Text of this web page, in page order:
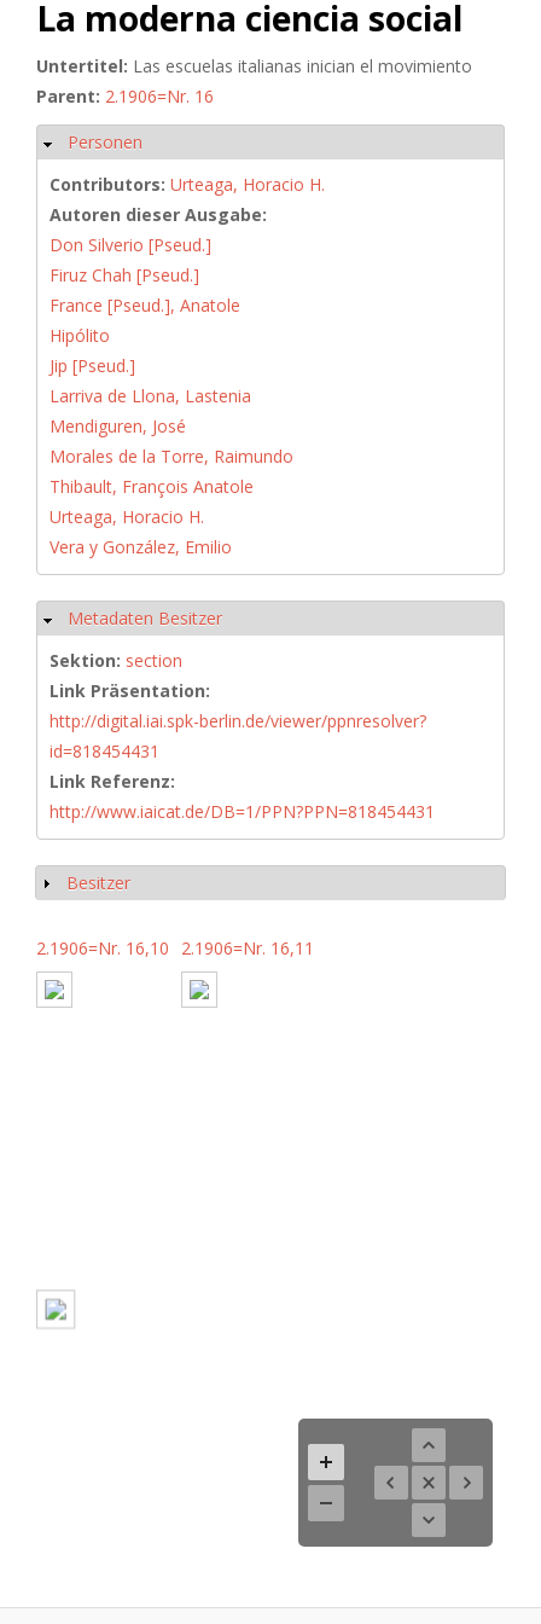
La moderna ciencia social
Untertitel: Las escuelas italianas inician el movimiento
Parent: 2.1906=Nr. 16
Hide
Personen
Contributors: Urteaga, Horacio H.
Autoren dieser Ausgabe:
Don Silverio [Pseud.]
Firuz Chah [Pseud.]
France [Pseud.], Anatole
Hipólito
Jip [Pseud.]
Larriva de Llona, Lastenia
Mendiguren, José
Morales de la Torre, Raimundo
Thibault, François Anatole
Urteaga, Horacio H.
Vera y González, Emilio
Hide
Metadaten Besitzer
Sektion: section
Link Präsentation:
http://digital.iai.spk-berlin.de/viewer/ppnresolver?
id=818454431
Link Referenz:
http://www.iaicat.de/DB=1/PPN?PPN=818454431
Show
Besitzer
2.1906=Nr. 16,10 2.1906=Nr. 16,11